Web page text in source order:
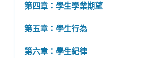
第四章：學生學業期望
第五章：學生行為
第六章：學生紀律